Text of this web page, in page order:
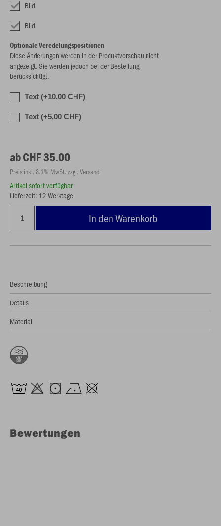
Bild
Bild
Optionale Veredelungspositionen
Diese Änderungen werden in der Produktvorschau nicht
angezeigt. Sie werden jedoch bei der Bestellung
berücksichtigt.
Text (+10,00 CHF)
Text (+5,00 CHF)
ab CHF 35.00
Preis inkl. 8.1% MwSt. zzgl. Versand
Artikel sofort verfügbar
Lieferzeit: 12 Werktage
In den Warenkorb
Beschreibung
Details
Material
Bewertungen